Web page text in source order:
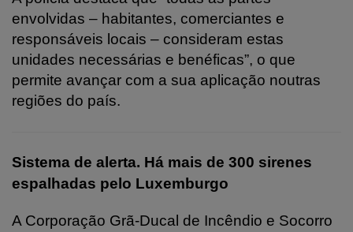
envolvidas – habitantes, comerciantes e
responsáveis locais – consideram estas
unidades necessárias e benéficas”, o que
permite avançar com a sua aplicação noutras
regiões do país.
Sistema de alerta. Há mais de 300 sirenes
espalhadas pelo Luxemburgo
A Corporação Grã-Ducal de Incêndio e Socorro